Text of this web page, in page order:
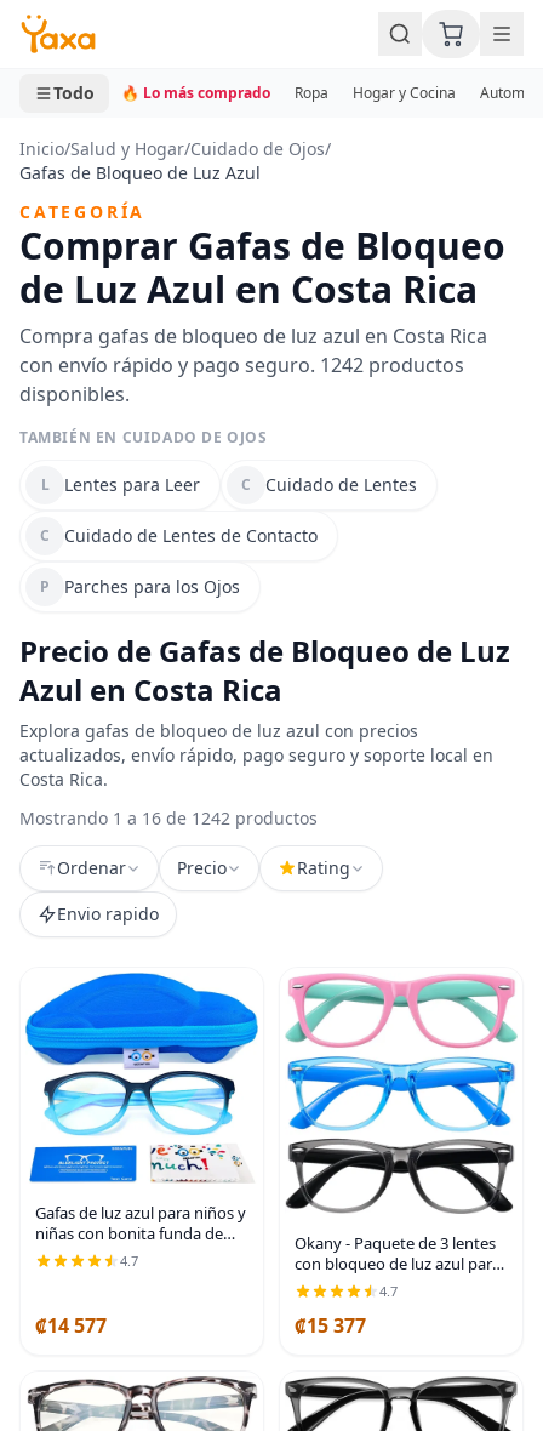
MINI CARRITO
0 productos
Todo 🔥 Lo más comprado Ropa Hogar y Cocina
Inicio/Salud y Hogar/Cuidado de Ojos/
Gafas de Bloqueo de Luz Azul
CATEGORÍA
Comprar Gafas de Bloqueo
de Luz Azul en Costa Rica
Compra gafas de bloqueo de luz azul en Costa Rica
con envío rápido y pago seguro. 1242 productos
disponibles.
TAMBIÉN EN CUIDADO DE OJOS
L Lentes para Leer C Cuidado de Lentes
C Cuidado de Lentes de Contacto
P Parches para los Ojos
Precio de Gafas de Bloqueo de Luz
Azul en Costa Rica
Explora gafas de bloqueo de luz azul con precios
actualizados, envío rápido, pago seguro y soporte local en
Costa Rica.
Mostrando 1 a 16 de 1242 productos
Ordenar Precio
Rating
Envio rapido
Gafas de luz azul para niños y
niñas con bonita funda de
automóvil, protección UV400,
antirayos azules, edades de 3
4.7
₡14 577
Okany - Paquete de 3 lentes
con bloqueo de luz azul para
niños y niñas de 3 a 10 años |
Total eye fatigue & dry eyes
digital strain shield with
4.7
₡15 377